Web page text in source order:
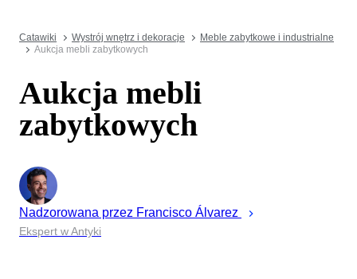
Catawiki Wystrój wnętrz i dekoracje
Meble zabytkowe i industrialne
Aukcja mebli zabytkowych
Aukcja mebli
zabytkowych
Nadzorowana przez Francisco Álvarez
Ekspert w Antyki